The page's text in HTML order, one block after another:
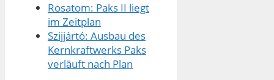
Rosatom: Paks II liegt
im Zeitplan
Szijjártó: Ausbau des
Kernkraftwerks Paks
verläuft nach Plan